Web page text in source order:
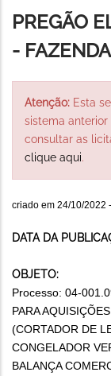
de
navegação
PREGÃO
- FAZENDA
Atenção: Esta
sistema anterior
consultar as
clique aqui.
criado em 24/10/2022
DATA DA
OBJETO:
Processo: 04-
PARA
(CORTADOR DE
CONGELADOR
BALANÇA